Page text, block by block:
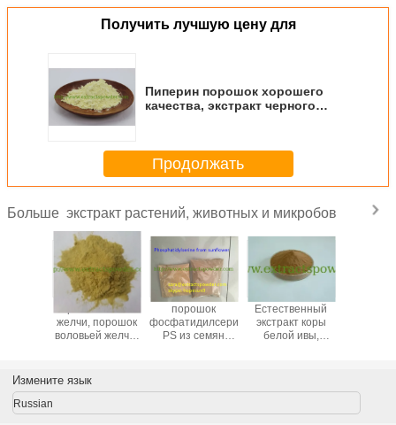
Получить лучшую цену для
Пиперин порошок хорошего
качества, экстракт черного
Продолжать
Больше экстракт растений, животных и микробов
скота/
порошок бычьей
желчи, порошок
воловьей желчи,
пузыря, экстракт
желчи
порошок
фосфатидилсерина
PS из семян
Естественный
экстракт коры
белой ивы,
Измените язык
Russian